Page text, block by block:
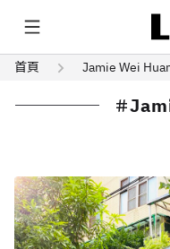
首頁 Jamie Wei